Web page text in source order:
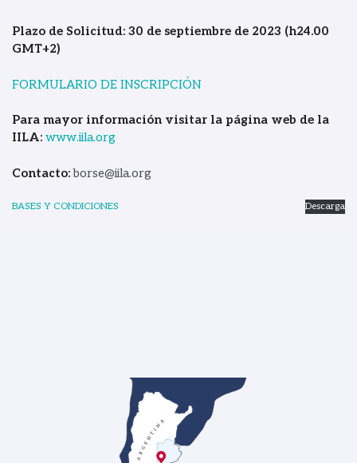
Plazo de Solicitud: 30 de septiembre de 2023 (h24.00
GMT+2)
FORMULARIO DE INSCRIPCIÓN
Para mayor información visitar la página web de la
IILA: www.iila.org
Contacto:borse@iila.org
BASES Y CONDICIONES Descarga